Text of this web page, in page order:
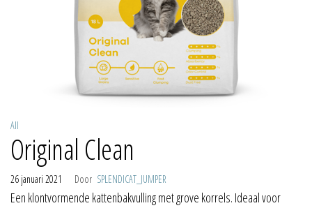
All
Original Clean
26 januari 2021 Door SPLENDICAT_JUMPER
Een klontvormende kattenbakvulling met grove korrels. Ideaal voor